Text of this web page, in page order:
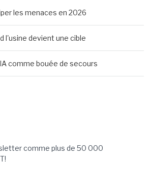
les menaces en 2026
l'usine devient une cible
comme bouée de secours
comme plus de 50 000